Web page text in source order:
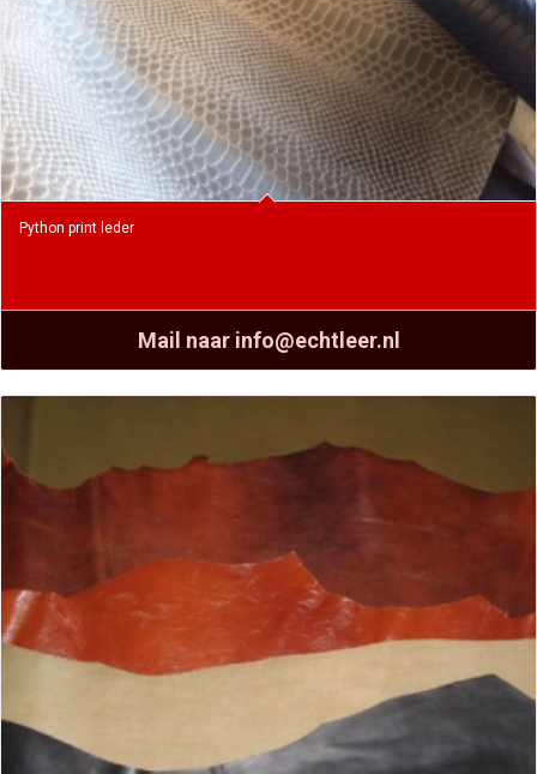
Python print leder
Mail naar info@echtleer.nl